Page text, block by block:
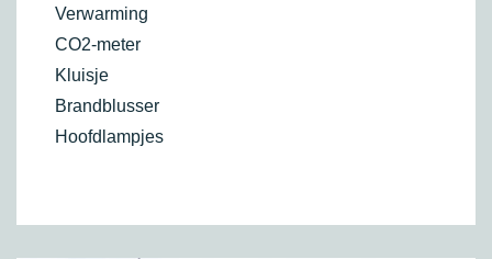
Verwarming
CO2-meter
Kluisje
Brandblusser
Hoofdlampjes